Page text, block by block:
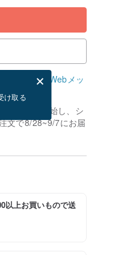
け取る
きます。
Webメッ
、制作を開始し、シ
文で8/28~9/7にお届
以上お買いもので送